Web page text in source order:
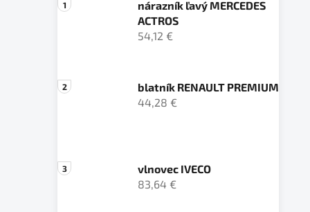
nárazník ľavý MERCEDES
ACTROS
54,12 €
blatník RENAULT PREMIUM
44,28 €
vlnovec IVECO
83,64 €